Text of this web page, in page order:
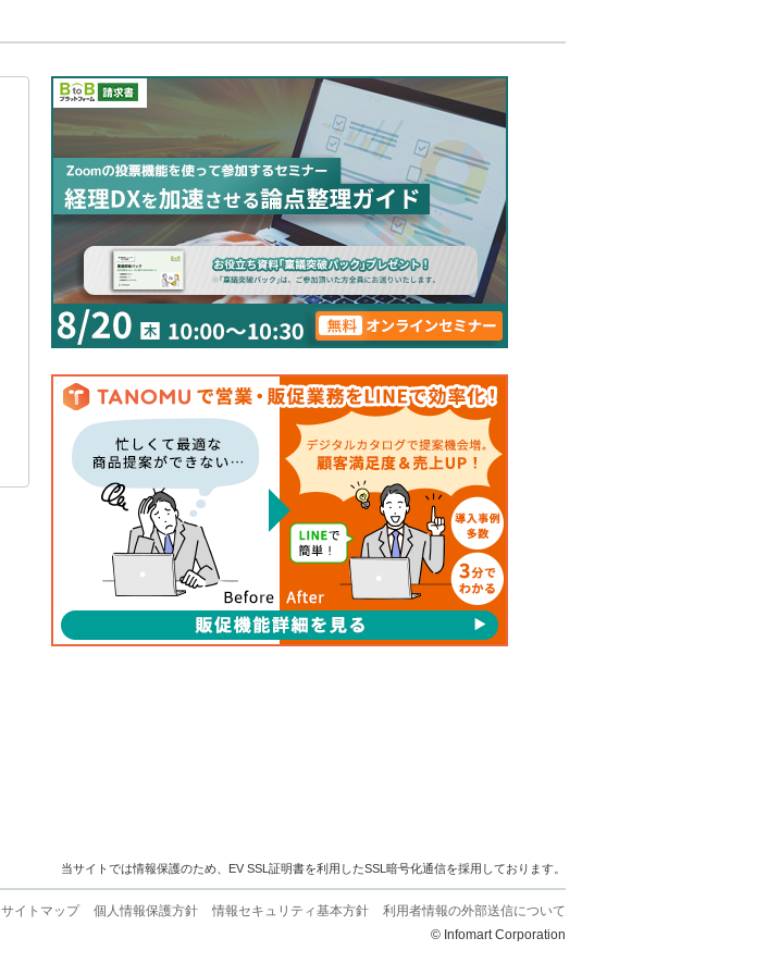
当サイトでは情報保護のため、EV SSL証明書を利用したSSL暗号化通信を採用しております。
サイトマップ 個人情報保護方針 情報セキュリティ基本方針
利用者情報の外部送信について
© Infomart Corporation